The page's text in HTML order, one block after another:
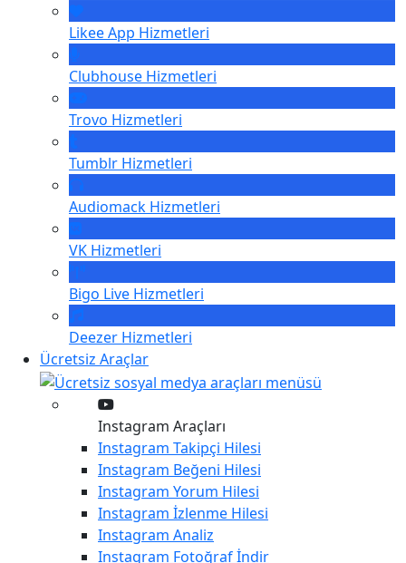
Likee App Hizmetleri
Clubhouse Hizmetleri
Trovo Hizmetleri
Tumblr Hizmetleri
Audiomack Hizmetleri
VK Hizmetleri
Bigo Live Hizmetleri
Deezer Hizmetleri
Ücretsiz Araçlar
Instagram Araçları
Instagram Takipçi Hilesi
Instagram Beğeni Hilesi
Instagram Yorum Hilesi
Instagram İzlenme Hilesi
Instagram Analiz
Instagram Fotoğraf İndir